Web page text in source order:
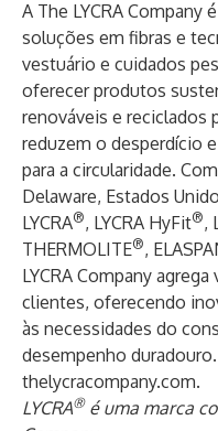
A The LYCRA
soluções em fibras e
vestuário e cuidados
oferecer produtos
renováveis ​​e reciclados
reduzem o desperdício
para a circularidade.
Delaware, Estados
LYCRA®, LYCRA HyFit®,
THERMOLITE®,
LYCRA Company
clientes, oferecendo
às necessidades do
desempenho
thelycracompany.com.
LYCRA®é uma marca